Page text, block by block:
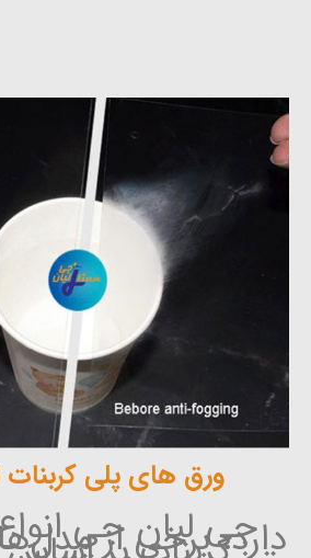
ورق های پلی
جی لیان جی
دارد، برخی از